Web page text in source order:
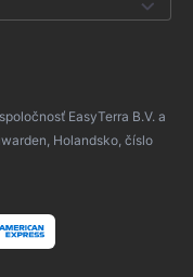
EasyTerra B.V. a
Holandsko, číslo